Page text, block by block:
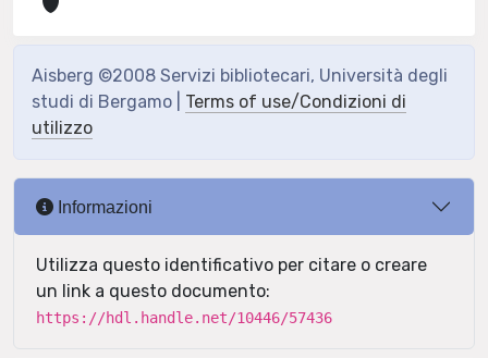
Aisberg ©2008 Servizi bibliotecari, Università degli
studi di Bergamo | Terms of use/Condizioni di
utilizzo
Informazioni
Utilizza questo identificativo per citare o creare
un link a questo documento:
https://hdl.handle.net/10446/57436